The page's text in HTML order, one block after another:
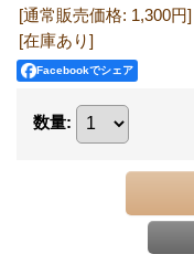
[通常販売価格: 1,300円]
[在庫あり]
Facebookでシェア
数量: